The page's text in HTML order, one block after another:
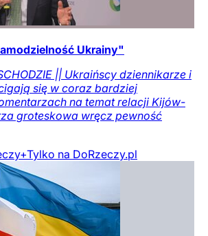
Ukrainy"
|| Ukraińscy dziennikarze i
się w coraz bardziej
na temat relacji Kijów-
groteskowa wręcz pewność
Tylko na DoRzeczy.pl